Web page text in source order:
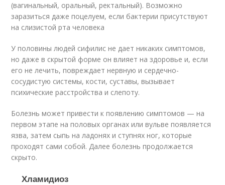
(вагинальный, оральный, ректальный). Возможно
заразиться даже поцелуем, если бактерии присутствуют
на слизистой рта человека
У половины людей сифилис не дает никаких симптомов,
но даже в скрытой форме он влияет на здоровье и, если
его не лечить, повреждает нервную и сердечно-
сосудистую системы, кости, суставы, вызывает
психические расстройства и слепоту.
Болезнь может привести к появлению симптомов — на
первом этапе на половых органах или вульве появляется
язва, затем сыпь на ладонях и ступнях ног, которые
проходят сами собой. Далее болезнь продолжается
скрыто.
Хламидиоз